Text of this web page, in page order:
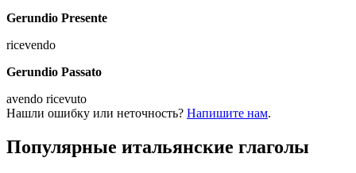
Gerundio Presente
ricevendo
Gerundio Passato
avendo ricevuto
Нашли ошибку или неточность? Напишите нам.
Популярные итальянские глаголы